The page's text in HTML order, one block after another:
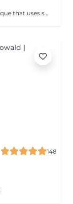
Cupping therapy is an ancient healing technique that uses special cups to create gentle suction on the skin. This suction promotes blood flow, relieves muscle tension, reduces inflammation, and supports deep relaxation. The treatment can help release toxins, improve circulation, and ease chronic pain or stiffness. *Please note that cupping therapy could just be added to a massage service with includes back massage.
148